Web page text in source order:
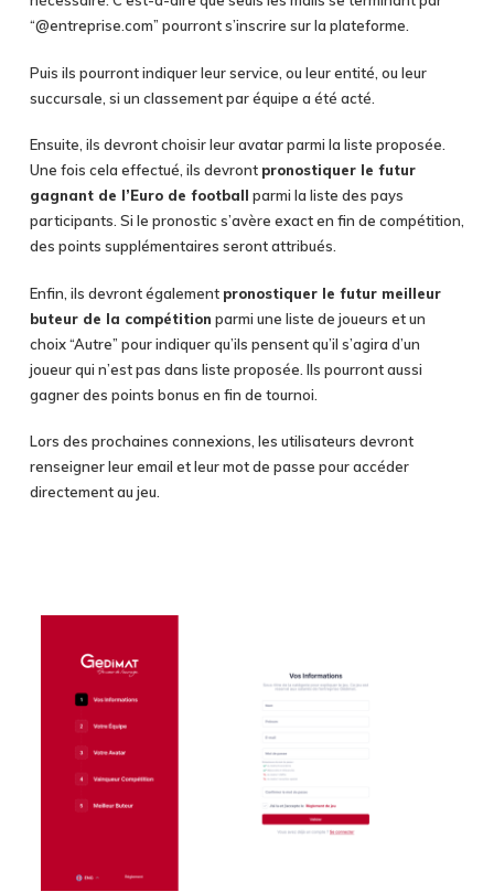
“@entreprise.com” pourront s’inscrire sur la plateforme.
Puis ils pourront indiquer leur service, ou leur entité, ou leur
succursale, si un classement par équipe a été acté.
Ensuite, ils devront choisir leur avatar parmi la liste proposée.
Une fois cela effectué, ils devront pronostiquer le futur
gagnant de l’Euro de football parmi la liste des pays
participants. Si le pronostic s’avère exact en fin de compétition,
des points supplémentaires seront attribués.
Enfin, ils devront également pronostiquer le futur meilleur
buteur de la compétition parmi une liste de joueurs et un
choix “Autre” pour indiquer qu’ils pensent qu’il s’agira d’un
joueur qui n’est pas dans liste proposée. Ils pourront aussi
gagner des points bonus en fin de tournoi.
Lors des prochaines connexions, les utilisateurs devront
renseigner leur email et leur mot de passe pour accéder
directement au jeu.